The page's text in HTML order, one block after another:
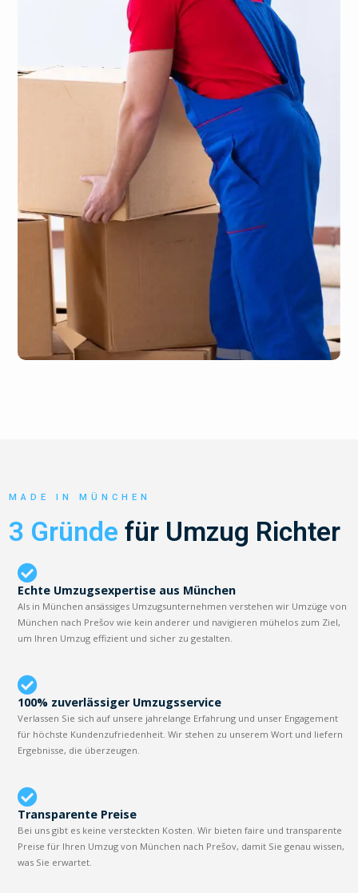
MADE IN MÜNCHEN
3 Gründe für Umzug Richter
Echte Umzugsexpertise aus München
Als in München ansässiges Umzugsunternehmen verstehen wir Umzüge von
München nach Prešov wie kein anderer und navigieren mühelos zum Ziel,
um Ihren Umzug effizient und sicher zu gestalten.
100% zuverlässiger Umzugsservice
Verlassen Sie sich auf unsere jahrelange Erfahrung und unser Engagement
für höchste Kundenzufriedenheit. Wir stehen zu unserem Wort und liefern
Ergebnisse, die überzeugen.
Transparente Preise
Bei uns gibt es keine versteckten Kosten. Wir bieten faire und transparente
Preise für Ihren Umzug von München nach Prešov, damit Sie genau wissen,
was Sie erwartet.